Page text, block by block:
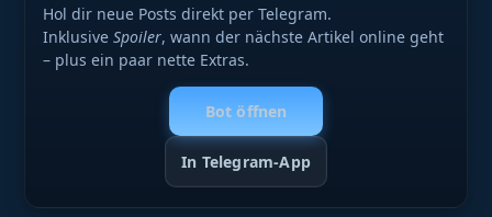
Hol dir neue Posts direkt per Telegram.
InklusiveSpoiler, wann der nächste Artikel online geht
– plus ein paar nette Extras.
Bot öffnen
In Telegram-App